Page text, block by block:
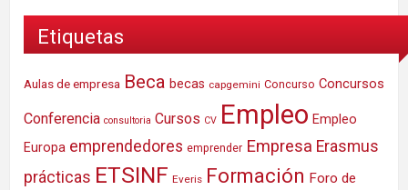
Etiquetas
Aulas de empresa Beca becas capgemini Concurso Concursos
Conferencia consultoria Cursos CV Empleo Empleo
Europa emprendedores emprender Empresa Erasmus
prácticas ETSINF Everis Formación Foro de